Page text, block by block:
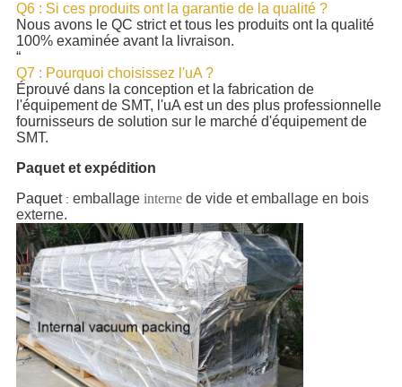
Q6 : Si ces produits ont la garantie de la qualité ?
Nous avons le QC strict et tous les produits ont la qualité
100% examinée avant la livraison.
“
Q7 : Pourquoi choisissez l'uA ?
Éprouvé dans la conception et la fabrication de
l'équipement de SMT, l'uA est un des plus professionnelle
fournisseurs de solution sur le marché d'équipement de
SMT.
Paquet et expédition
Paquet : emballage interne de vide et emballage en bois
externe.